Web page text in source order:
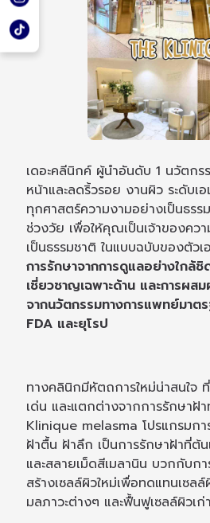
เดอะคลีนิกค์ ผู้นำอันดับ 1 นวัตกร
หน้าและลดริ้วรอย งานผิว ระดับเ
ทุกศาสตร์ความงามอย่างเป็นธร
ช่วงวัย เพื่อให้คุณเป็นเจ้าของคว
เป็นธรรมชาติ ในแบบฉบับของตัวเ
การรักษาจากการดูแลอย่างใกล้
เชี่ยวชาญเฉพาะด้าน และการผส
จากนวัตกรรมทางการแพทย์มาต
FDA และยุโรป
ทางคลินิกมีหัตถการใหม่น่าสนใจ
เด่น และแตกต่างจากการรักษาฝ้
Klinique melasma โปรแกรมกา
ฝ้าตื้น ฝ้าลึก เป็นการรักษาฝ้าที่ต้
และสลายเม็ดสีเมลานิน บวกกับกา
สร้างเซลล์ผิวใหม่เพื่อทดแทนเซล
มลภาวะต่างๆ และฟื้นฟูเซลล์ผิวเ